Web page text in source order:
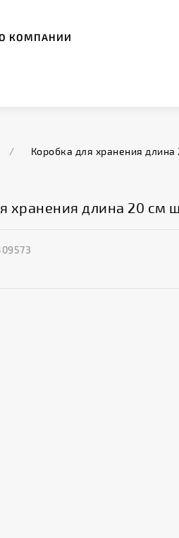
КОМПАНИИ
/ Коробка для хранения
хранения длина 20 см